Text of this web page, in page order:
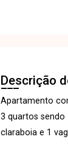
Descrição
Apartamento
3 quartos sendo
claraboia e 1